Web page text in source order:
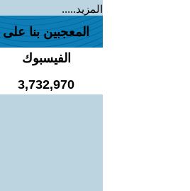
المزيد.....
المعجبين بنا على
الفيسبوك
3,732,970